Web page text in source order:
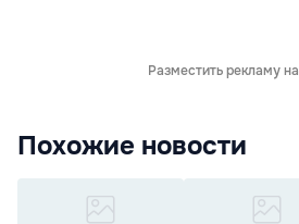
Разместить рекламу
Похожие новости